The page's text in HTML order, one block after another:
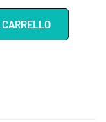
CARRELLO